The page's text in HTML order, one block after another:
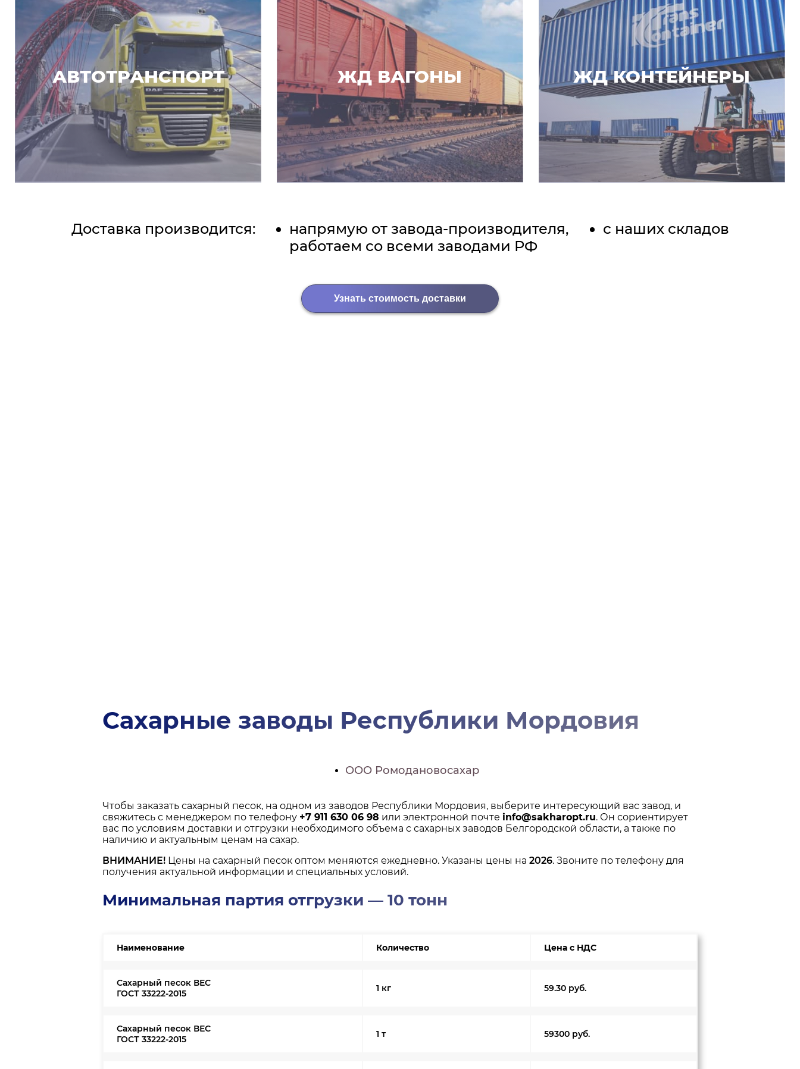
АВТОТРАНСПОРТ ЖД ВАГОНЫ ЖД КОНТЕЙНЕРЫ
Доставка производится:
напрямую от завода-производителя,
работаем со всеми заводами РФ
с наших складов
Узнать стоимость доставки
Сахарные заводы Республики Мордовия
ООО Ромодановосахар
Чтобы заказать сахарный песок, на одном из заводов Республики Мордовия, выберите интересующий вас завод, и
свяжитесь с менеджером по телефону +7 911 630 06 98 или электронной почте info@sakharopt.ru. Он сориентирует
вас по условиям доставки и отгрузки необходимого объема с сахарных заводов Белгородской области, а также по
наличию и актуальным ценам на сахар.
ВНИМАНИЕ! Цены на сахарный песок оптом меняются ежедневно. Указаны цены на 2026. Звоните по телефону для
получения актуальной информации и специальных условий.
Минимальная партия отгрузки — 10 тонн
Наименование Количество Цена с НДС
Сахарный песок ВЕС
ГОСТ 33222-2015
1 кг 59.30 руб.
Сахарный песок ВЕС
ГОСТ 33222-2015
1 т 59300 руб.